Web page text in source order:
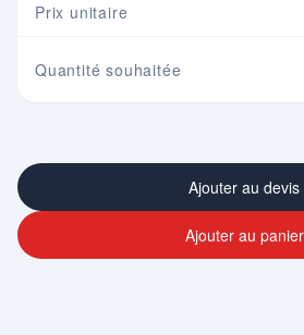
Prix unitaire
Quantité souhaitée
Ajouter au devis
Ajouter au panier